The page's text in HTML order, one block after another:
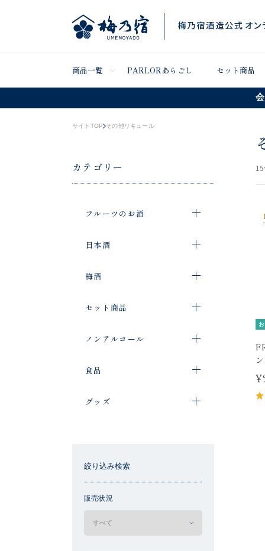
商品一覧 PARLORあらごし セット商品
サイトTOP その他リキュール
カテゴリー
フルーツのお酒
日本酒
梅酒
セット商品
ノンアルコール
食品
グッズ
絞り込み検索
販売状況
15